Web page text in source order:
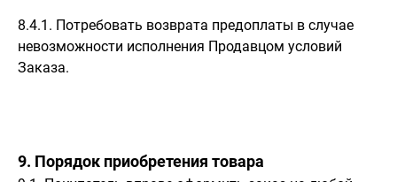
8.4.1. Потребовать возврата предоплаты в случае
невозможности исполнения Продавцом условий
Заказа.
9. Порядок приобретения товара